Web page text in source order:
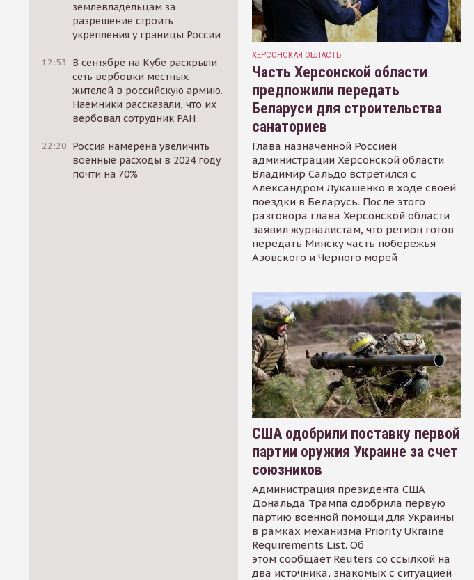
землевладельцам за
разрешение строить
укрепления у границы России
12:53
В сентябре на Кубе раскрыли
сеть вербовки местных
жителей в российскую армию.
Наемники рассказали, что их
вербовал сотрудник РАН
22:20 Россия намерена увеличить
военные расходы в 2024 году
почти на 70%
ХЕРСОНСКАЯ ОБЛАСТЬ
Часть Херсонской области
предложили передать
Беларуси для строительства
санаториев
Глава назначенной Россией
администрации Херсонской области
Владимир Сальдо встретился с
Александром Лукашенко в ходе своей
поездки в Беларусь. После этого
разговора глава Херсонской области
заявил журналистам, что регион готов
передать Минску часть побережья
Азовского и Черного морей
США одобрили поставку первой
партии оружия Украине за счет
союзников
Администрация президента США
Дональда Трампа одобрила первую
партию военной помощи для Украины
в рамках механизма Priority Ukraine
Requirements List. Об
этом сообщает Reuters со ссылкой на
два источника, знакомых с ситуацией